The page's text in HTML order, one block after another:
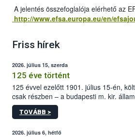
A jelentés összefoglalója elérhető az
http://www.efsa.europa.eu/en/
Friss hírek
2026. július 15, szerda
125 éve történt
125 évvel ezelőtt 1901. július 15-én,
csak részben – a budapesti m. kir.
állomás a Kis Rókus utca 15. szám
tervezett új épületébe.
TOVÁBB >
2026. július 6, hétfő